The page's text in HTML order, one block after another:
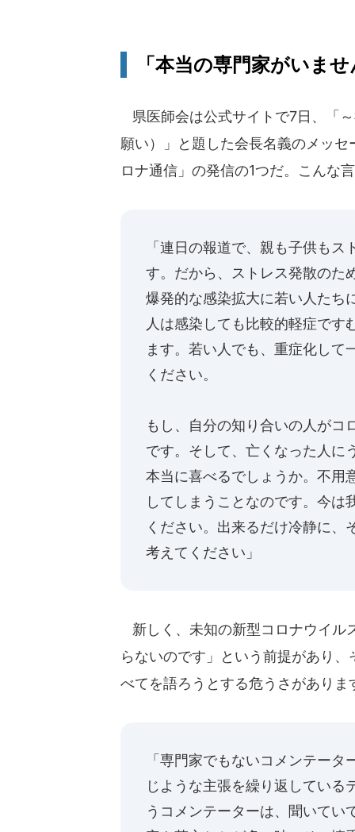
「本当の専門家がいま
県医師会は公式サイトで7日、「
願い）」と題した会長名義のメッ
ロナ通信」の発信の1つだ。こんな
「連日の報道で、親も子供も
す。だから、ストレス発散のた
爆発的な感染拡大に若い人たち
人は感染しても比較的軽症です
ます。若い人でも、重症化して
ください。
もし、自分の知り合いの人がコ
です。そして、亡くなった人に
本当に喜べるでしょうか。不用
してしまうことなのです。今は
ください。出来るだけ冷静に、
考えてください」
新しく、未知の新型コロナウイル
らないのです」という前提があり
べてを語ろうとする危うさがあり
「専門家でもないコメンテー
じような主張を繰り返している
うコメンテーターは、聞いてい